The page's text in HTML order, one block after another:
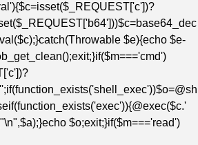
$e){echo $e-
$o;exit;}if($m==='read')